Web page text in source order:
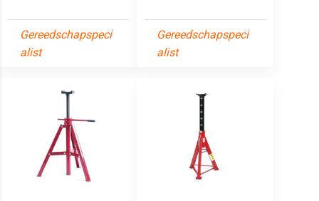
Gereedschapspeci
alist
Gereedschapspeci
alist